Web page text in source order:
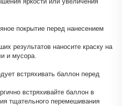
покрытие перед нанесением
результатов наносите краску на
и мусора.
встряхивать баллон перед
встряхивайте баллон в
тщательного перемешивания